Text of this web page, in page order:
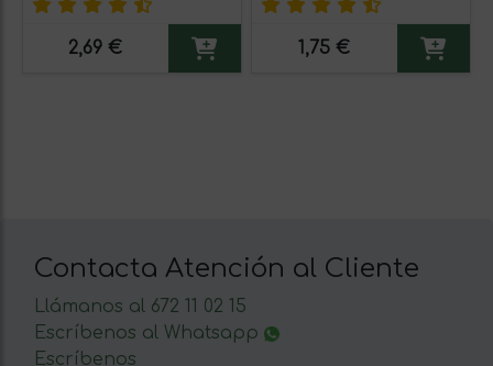
2,69 € 1,75 €
Contacta Atención al Cliente
Llámanos al 672 11 02 15
Escríbenos al Whatsapp
Escríbenos